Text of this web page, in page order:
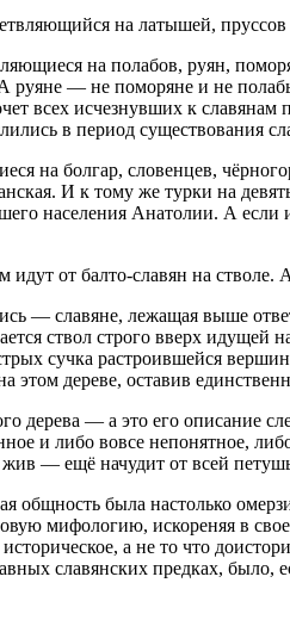
на латышей, пруссов
на полабов, руян,
— не поморяне и не
всех исчезнувших к славянам
в период существования
на болгар, словенцев,
И к тому же турки на
населения Анатолии. А
от балто-славян на стволе.
— славяне, лежащая выше
ствол строго вверх идущей
сучка растроившейся
этом дереве, оставив
дерева — а это его
и либо вовсе непонятное,
жив — ещё начудит от всей
общность была настолько
мифологию, искореняя в
а не то что
славянских предках, было,